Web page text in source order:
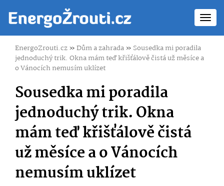
EnergoZrouti.cz»Dům a zahrada» Sousedka mi poradila
jednoduchý trik. Okna mám teď křišťálově čistá už měsíce a
o Vánocích nemusím uklízet
Sousedka mi poradila
jednoduchý trik. Okna
mám teď křišťálově čistá
už měsíce a o Vánocích
nemusím uklízet